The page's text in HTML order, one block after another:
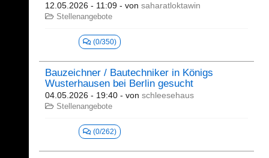
12.05.2026 - 11:09 - von saharatloktawin
Stellenangebote
(0/350)
Bauzeichner / Bautechniker in Königs
Wusterhausen bei Berlin gesucht
04.05.2026 - 19:40 - von schleesehaus
Stellenangebote
(0/262)